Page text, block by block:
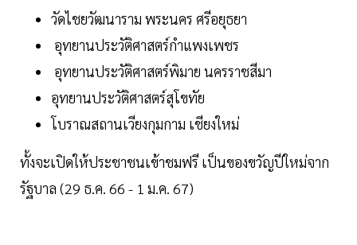
วัดไชยวัฒนาราม พระนคร ศรีอยุธยา
อุทยานประวัติศาสตร์กำแพงเพชร
อุทยานประวัติศาสตร์พิมาย นครราชสีมา
อุทยานประวัติศาสตร์สุโขทัย
โบราณสถานเวียงกุมกาม เชียงใหม่
ทั้งจะเปิดให้ประชาชนเข้าชมฟรี เป็นของขวัญปีใหม่จาก
รัฐบาล (29 ธ.ค. 66 - 1 ม.ค. 67)